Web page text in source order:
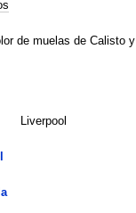
de muelas de Calisto
Liverpool